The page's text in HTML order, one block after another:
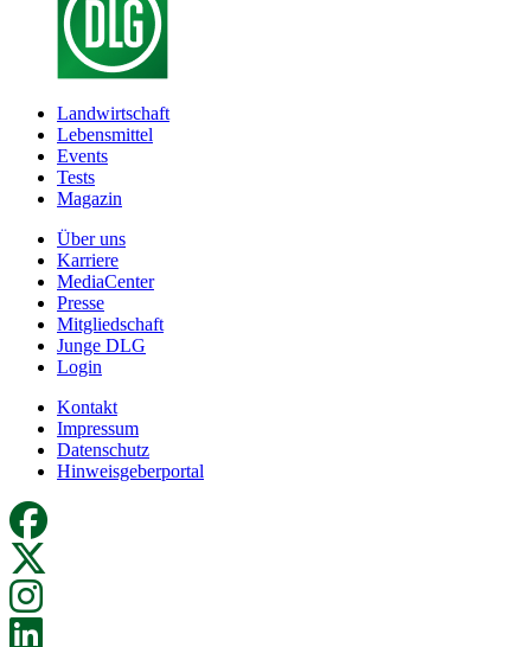
Landwirtschaft
Lebensmittel
Events
Tests
Magazin
Über uns
Karriere
MediaCenter
Presse
Mitgliedschaft
Junge DLG
Login
Kontakt
Impressum
Datenschutz
Hinweisgeberportal